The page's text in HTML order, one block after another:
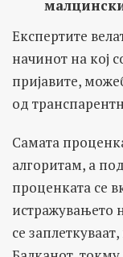
Експертите
начинот на кој
пријавите,
од
Самата
алгоритам, а
проценката се
истражувањето
се